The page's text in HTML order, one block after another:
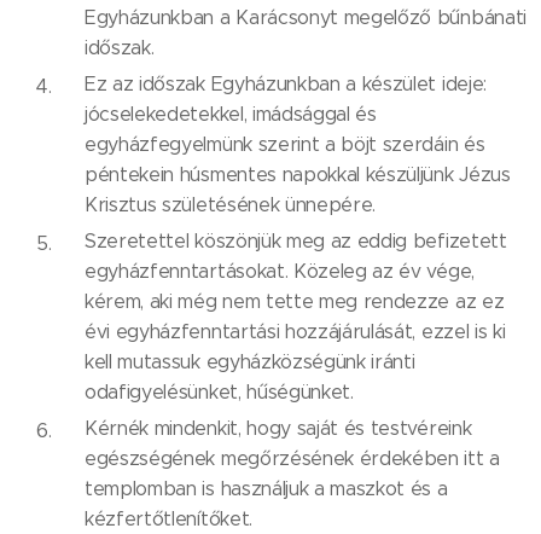
Egyházunkban a Karácsonyt megelőző bűnbánati
időszak.
Ez az időszak Egyházunkban a készület ideje:
jócselekedetekkel, imádsággal és
egyházfegyelmünk szerint a böjt szerdáin és
péntekein húsmentes napokkal készüljünk Jézus
Krisztus születésének ünnepére.
Szeretettel köszönjük meg az eddig befizetett
egyházfenntartásokat. Közeleg az év vége,
kérem, aki még nem tette meg rendezze az ez
évi egyházfenntartási hozzájárulását, ezzel is ki
kell mutassuk egyházközségünk iránti
odafigyelésünket, hűségünket.
Kérnék mindenkit, hogy saját és testvéreink
egészségének megőrzésének érdekében itt a
templomban is használjuk a maszkot és a
kézfertőtlenítőket.